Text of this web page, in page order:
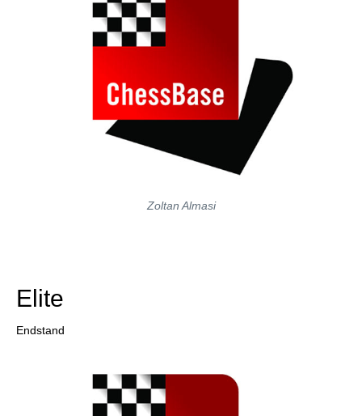
Zoltan Almasi
Elite
Endstand